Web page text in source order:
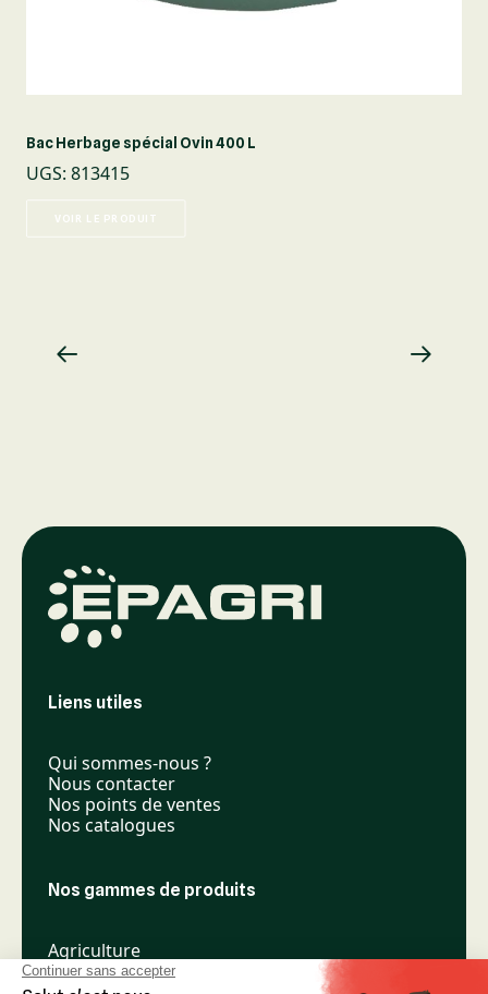
Bac Herbage spécial Ovin 400 L
UGS: 813415
VOIR LE PRODUIT
Liens utiles
Qui sommes-nous ?
Nous contacter
Nos points de ventes
Nos catalogues
Nos gammes de produits
Agriculture
Élevage